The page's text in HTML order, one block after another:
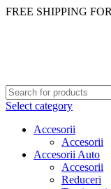
FREE SHIPPING
Select category
Accesorii
Accesorii
Accesorii Auto
Accesorii
Reduceri